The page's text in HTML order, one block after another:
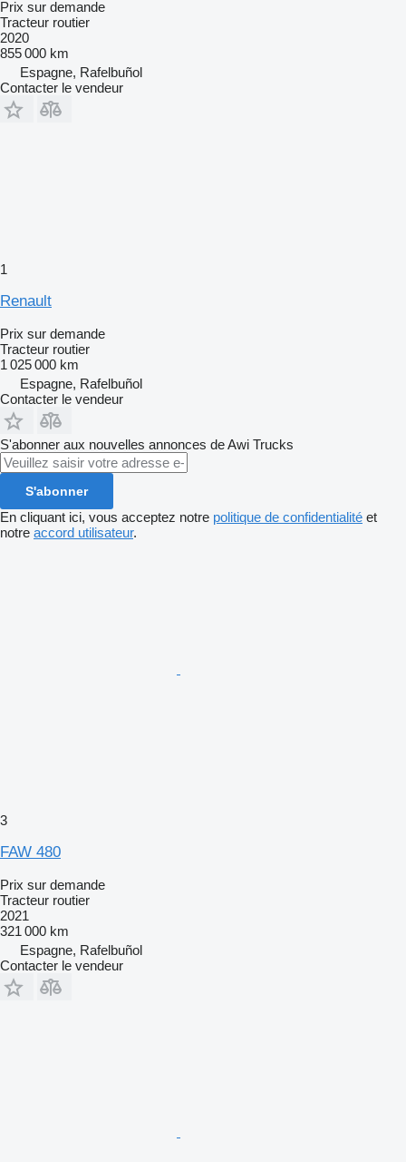
Prix sur demande
Tracteur routier
2020
855 000 km
Espagne, Rafelbuñol
Contacter le vendeur
1
Renault
Prix sur demande
Tracteur routier
1 025 000 km
Espagne, Rafelbuñol
Contacter le vendeur
S'abonner aux nouvelles annonces de Awi Trucks
S'abonner
En cliquant ici, vous acceptez notre politique de confidentialité et
notre accord utilisateur.
3
FAW 480
Prix sur demande
Tracteur routier
2021
321 000 km
Espagne, Rafelbuñol
Contacter le vendeur